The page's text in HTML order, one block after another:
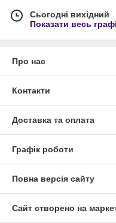
Сьогодні вихідний
Показати весь
Про нас
Контакти
Доставка та оплата
Графік роботи
Повна версія сайту
Сайт створено на